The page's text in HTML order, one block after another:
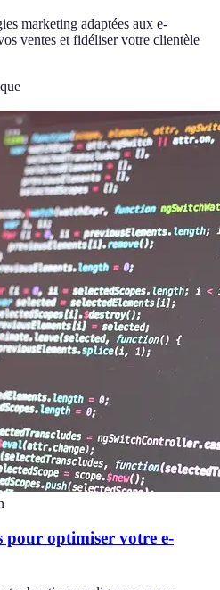
marketing adaptées aux e-
ventes et fidéliser votre clientèle
pour optimiser votre e-